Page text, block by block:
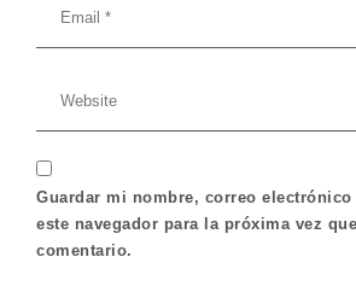
Guardar mi nombre, correo
este navegador para la próxima vez
comentario.